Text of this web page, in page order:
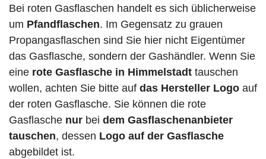
Bei roten Gasflaschen handelt es sich üblicherweise
um Pfandflaschen. Im Gegensatz zu grauen
Propangasflaschen sind Sie hier nicht Eigentümer
das Gasflasche, sondern der Gashändler. Wenn Sie
eine rote Gasflasche in Himmelstadt tauschen
wollen, achten Sie bitte auf das Hersteller Logo auf
der roten Gasflasche. Sie können die rote
Gasflasche nur bei dem Gasflaschenanbieter
tauschen, dessen Logo auf der Gasflasche
abgebildet ist.